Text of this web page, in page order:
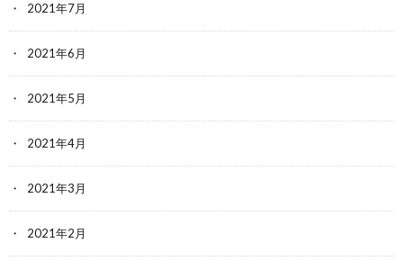
2021年7月
2021年6月
2021年5月
2021年4月
2021年3月
2021年2月